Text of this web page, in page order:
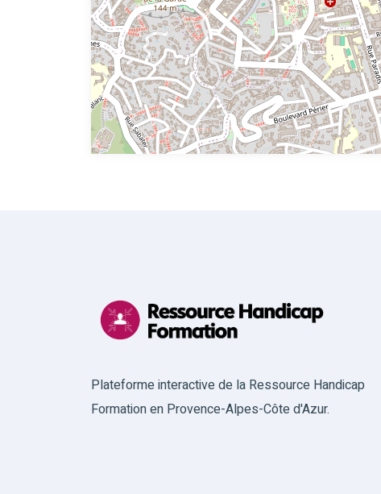
Plateforme interactive de la Ressource Handicap
Formation en Provence-Alpes-Côte d'Azur.